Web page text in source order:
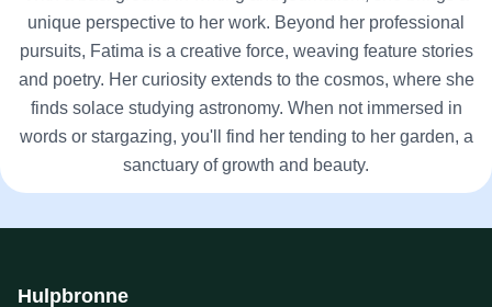
unique perspective to her work. Beyond her professional
pursuits, Fatima is a creative force, weaving feature stories
and poetry. Her curiosity extends to the cosmos, where she
finds solace studying astronomy. When not immersed in
words or stargazing, you'll find her tending to her garden, a
sanctuary of growth and beauty.
Hulpbronne